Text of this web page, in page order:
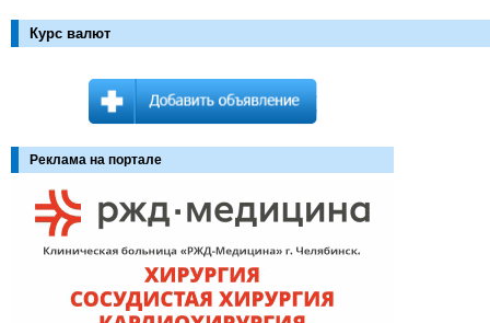
Курс валют
Реклама на портале